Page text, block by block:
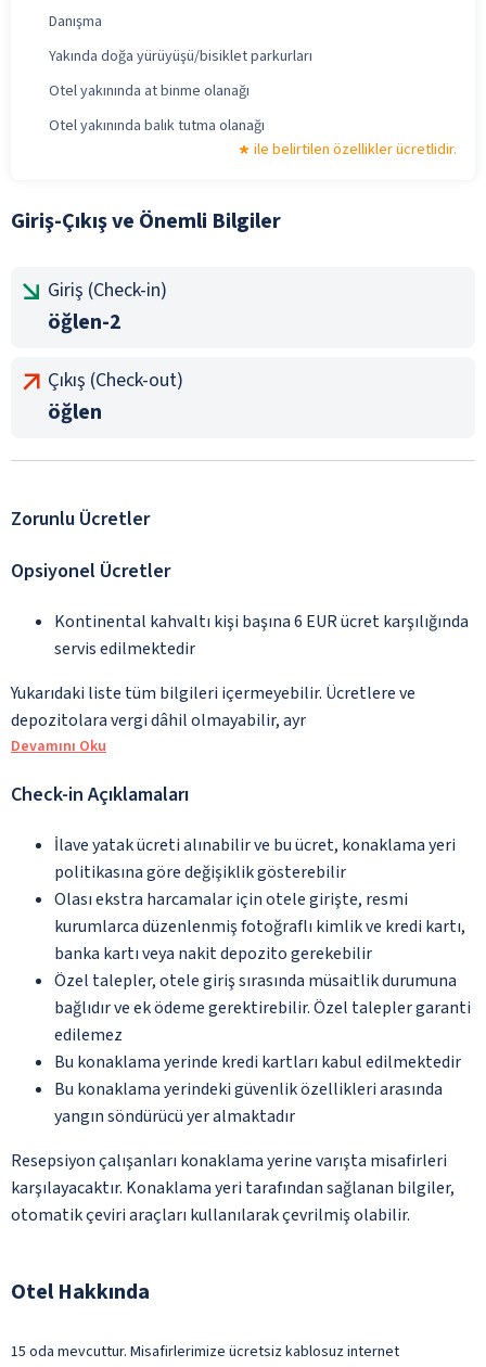
Danışma
Yakında doğa yürüyüşü/bisiklet parkurları
Otel yakınında at binme olanağı
Otel yakınında balık tutma olanağı
ile belirtilen özellikler ücretlidir.
Giriş-Çıkış ve Önemli Bilgiler
Giriş (Check-in)
öğlen-2
Çıkış (Check-out)
öğlen
Zorunlu Ücretler
Opsiyonel Ücretler
Kontinental kahvaltı kişi başına 6 EUR ücret karşılığında
servis edilmektedir
Yukarıdaki liste tüm bilgileri içermeyebilir. Ücretlere ve
depozitolara vergi dâhil olmayabilir, ayr
Devamını Oku
Check-in Açıklamaları
İlave yatak ücreti alınabilir ve bu ücret, konaklama yeri
politikasına göre değişiklik gösterebilir
Olası ekstra harcamalar için otele girişte, resmi
kurumlarca düzenlenmiş fotoğraflı kimlik ve kredi kartı,
banka kartı veya nakit depozito gerekebilir
Özel talepler, otele giriş sırasında müsaitlik durumuna
bağlıdır ve ek ödeme gerektirebilir. Özel talepler garanti
edilemez
Bu konaklama yerinde kredi kartları kabul edilmektedir
Bu konaklama yerindeki güvenlik özellikleri arasında
yangın söndürücü yer almaktadır
Resepsiyon çalışanları konaklama yerine varışta misafirleri
karşılayacaktır. Konaklama yeri tarafından sağlanan bilgiler,
otomatik çeviri araçları kullanılarak çevrilmiş olabilir.
Otel Hakkında
15 oda mevcuttur. Misafirlerimize ücretsiz kablosuz internet